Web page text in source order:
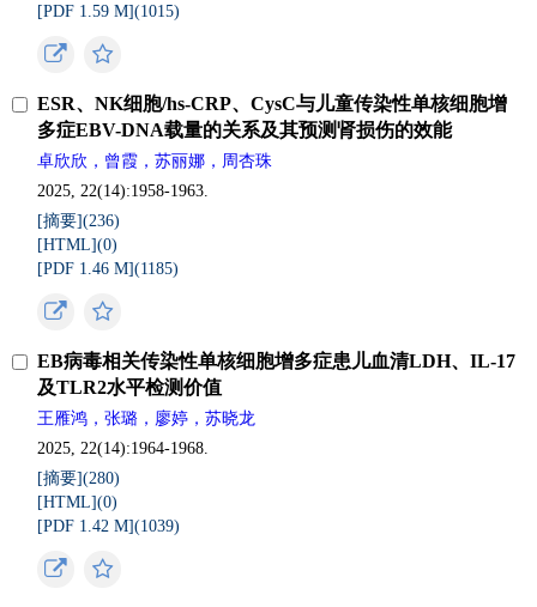
[PDF 1.59 M](1015)
ESR、NK细胞/hs-CRP、CysC与儿童传染性单核细胞增
多症EBV-DNA载量的关系及其预测肾损伤的效能
卓欣欣，曾霞，苏丽娜，周杏珠
2025, 22(14):1958-1963.
[摘要](236)
[HTML](0)
[PDF 1.46 M](1185)
EB病毒相关传染性单核细胞增多症患儿血清LDH、IL-17
及TLR2水平检测价值
王雁鸿，张璐，廖婷，苏晓龙
2025, 22(14):1964-1968.
[摘要](280)
[HTML](0)
[PDF 1.42 M](1039)